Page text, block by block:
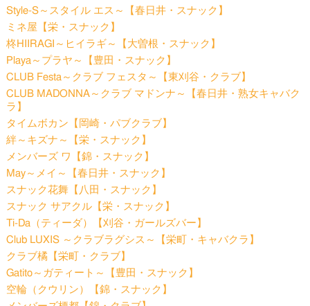
Style-S～スタイル エス～【春日井・スナック】
ミネ屋【栄・スナック】
柊HIIRAGI～ヒイラギ～【大曽根・スナック】
Playa～プラヤ～【豊田・スナック】
CLUB Festa～クラブ フェスタ～【東刈谷・クラブ】
CLUB MADONNA～クラブ マドンナ～【春日井・熟女キャバク
ラ】
タイムボカン【岡崎・パブクラブ】
絆～キズナ～【栄・スナック】
メンバーズ ワ【錦・スナック】
May～メイ～【春日井・スナック】
スナック花舞【八田・スナック】
スナック サアクル【栄・スナック】
Ti-Da（ティーダ）【刈谷・ガールズバー】
Club LUXIS ～クラブラグシス～【栄町・キャバクラ】
クラブ橘【栄町・クラブ】
Gatito～ガティート～【豊田・スナック】
空輪（クウリン）【錦・スナック】